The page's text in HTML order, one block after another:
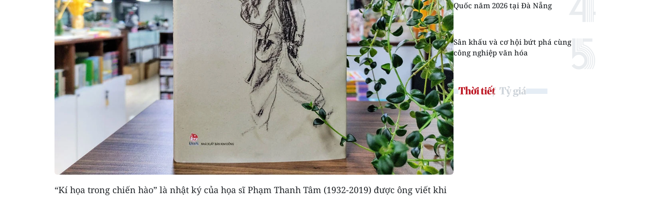
“Kí họa trong chiến hào” là nhật ký của họa sĩ Phạm Thanh Tâm (1932-2019) được ông viết khi
Quốc năm 2026 tại Đà Nẵng
Sân khấu và cơ hội bứt phá cùng
công nghiệp văn hóa
Thời tiết Tỷ giá